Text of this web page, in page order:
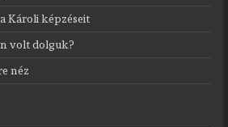
Károli képzéseit
volt dolguk?
néz